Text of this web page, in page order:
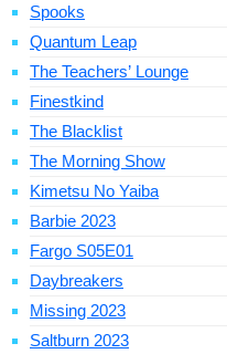
Spooks
Quantum Leap
The Teachers’ Lounge
Finestkind
The Blacklist
The Morning Show
Kimetsu No Yaiba
Barbie 2023
Fargo S05E01
Daybreakers
Missing 2023
Saltburn 2023